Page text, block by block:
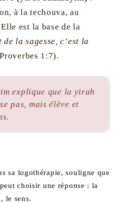
à la techouva, au
est la base de la
de la sagesse, c’est la
1:7).
explique que la yirah
pas, mais élève et
sa logothérapie, souligne que
choisir une réponse : la
le sens.